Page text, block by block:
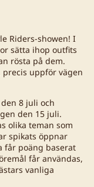
Riders-showen! I
sätta ihop outfits
rösta på dem.
uppför vägen
8 juli och
den 15 juli.
olika teman som
spikats öppnar
får poäng baserat
får användas,
vanliga